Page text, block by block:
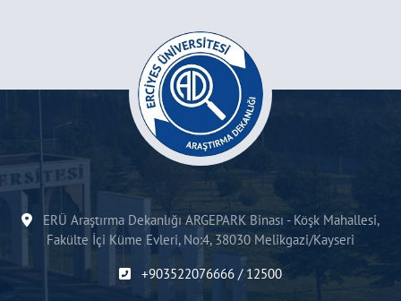
ERÜ Araştırma Dekanlığı ARGEPARK Binası - Köşk Mahallesi,
Fakülte İçi Küme Evleri, No:4, 38030 Melikgazi/Kayseri
+903522076666 / 12500